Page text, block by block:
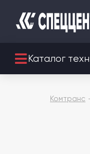
Каталог
Комтранс